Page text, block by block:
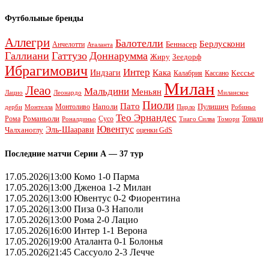
Футбольные бренды
Аллегри Анчелотти Аталанта Балотелли Беннасер Берлускони
Галлиани Гаттузо Доннарумма Жиру Зеедорф
Ибрагимович Индзаги Интер Кака Калабрия Кассано Кессье
Лацио Леао Леонардо Мальдини Меньян Милан Миланское
дерби Монтелла Монтоливо Наполи Пато Пиоли Пирло Пулишич Робиньо
Рома Романьоли Роналдиньо Сусо Тео Эрнандес Тиаго Силва Томори Тонали
Чалханоглу Эль-Шаарави Ювентус оценки GdS
Последние матчи Серии А — 37 тур
17.05.2026|13:00 Комо 1-0 Парма
17.05.2026|13:00 Дженоа 1-2 Милан
17.05.2026|13:00 Ювентус 0-2 Фиорентина
17.05.2026|13:00 Пиза 0-3 Наполи
17.05.2026|13:00 Рома 2-0 Лацио
17.05.2026|16:00 Интер 1-1 Верона
17.05.2026|19:00 Аталанта 0-1 Болонья
17.05.2026|21:45 Сассуоло 2-3 Лечче